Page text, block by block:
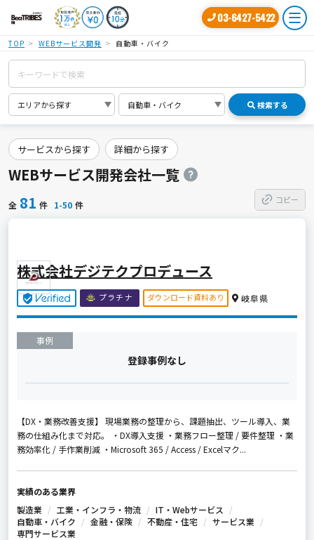
03-6427-5422
TOP WEBサービス開発 自動車・バイク
検索する
サービスから探す 詳細から探す
WEBサービス開発会社一覧
コピー
全 81 件 1-50 件
株式会社デジテクプロデュース
プラチナ ダウンロード資料あり 岐阜県
事例
登録事例なし
【DX・業務改善支援】 現場業務の整理から、課題抽出、ツール導入、業
務の仕組み化まで対応。 ・DX導入支援 ・業務フロー整理 / 要件整理 ・業
務効率化 / 手作業削減 ・Microsoft 365 / Access / Excelマク...
実績のある業界
製造業
工業・インフラ・物流
IT・Webサービス
自動車・バイク
金融・保険 不動産・住宅
サービス業
専門サービス業